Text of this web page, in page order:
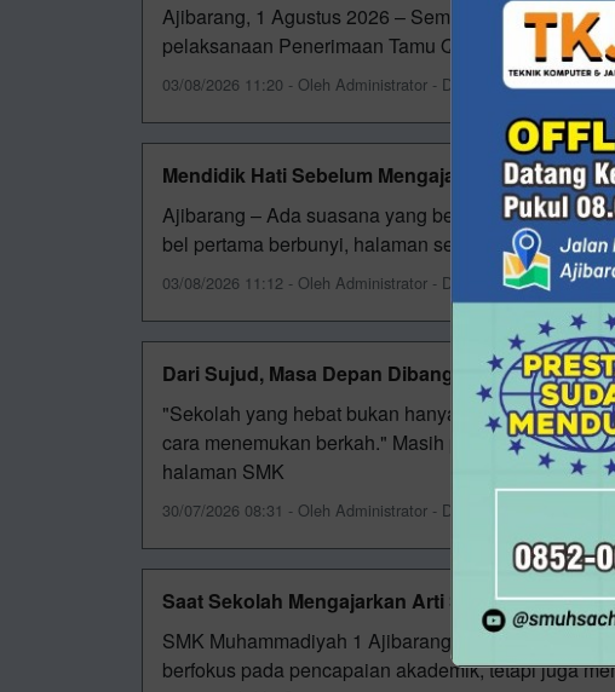
Ajibarang, 1 Agustus 2026 – Semangat
pelaksanaan Penerimaan Tamu Qobilah (PTQ)
03/08/2026 11:20 - Oleh Administrator - Dilihat 70 kali
Mendidik Hati Sebelum Mengajar Ilmu
Ajibarang – Ada suasana yang berbeda setiap
bel pertama berbunyi, halaman sekolah telah
03/08/2026 11:12 - Oleh Administrator - Dilihat 64 kali
Dari Sujud, Masa Depan Dibangun
"Sekolah yang hebat bukan hanya mengajarkan
cara menemukan berkah." Masih pagi ketika
halaman SMK
30/07/2026 08:31 - Oleh Administrator - Dilihat 106 kali
Saat Sekolah Mengajarkan Arti Sebuah
SMK Muhammadiyah 1 Ajibarang terus
berfokus pada pencapaian akademik, tetapi juga